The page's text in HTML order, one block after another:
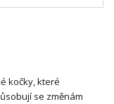
kočky, které
se změnám